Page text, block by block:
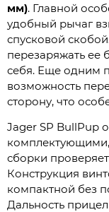
мм). Главной
удобный рычаг
спусковой
перезаряжать ее
себя. Еще одним
возможность
сторону, что
Jager SP BullPup
сборки
Конструкция
компактной без
Дальность